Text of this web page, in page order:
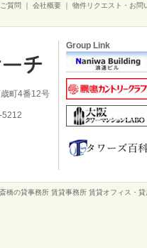
質問 会社概要 物件リクエスト・お問
町4番12号
5212
Group Link
橋の貸事務所 賃貸事務所 賃貸オフィス・